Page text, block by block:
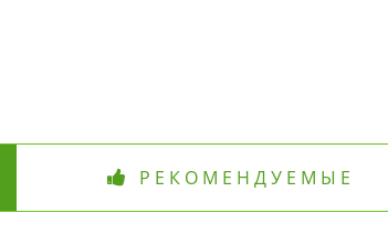
РЕКОМЕНДУЕМЫЕ